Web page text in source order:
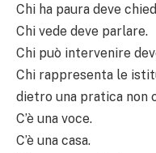
Chi ha paura deve
Chi vede deve parlare.
Chi può intervenire
Chi rappresenta le
dietro una pratica non
C’è una voce.
C’è una casa.